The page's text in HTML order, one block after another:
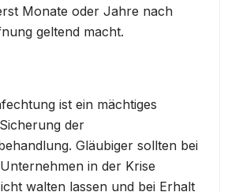
Monate oder Jahre nach
geltend macht.
ist ein mächtiges
der
Gläubiger sollten bei
in der Krise
walten lassen und bei Erhalt